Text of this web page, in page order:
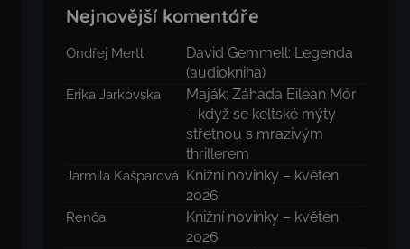
Nejnovější komentáře
Ondřej Mertl
David Gemmell: Legenda
(audiokniha)
Erika Jarkovska
Maják: Záhada Eilean Mór
– když se keltské mýty
střetnou s mrazivým
thrillerem
Jarmila Kašparová Knižní novinky – květen
2026
Renča
Knižní novinky – květen
2026